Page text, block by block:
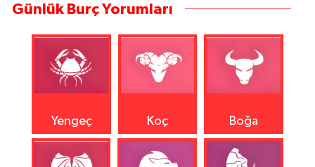
Günlük Burç Yorumları
Yengeç Koç Boğa